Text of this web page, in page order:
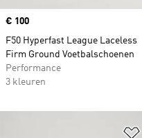
Price
€ 100
F50 Hyperfast League Laceless
Firm Ground Voetbalschoenen
Performance
3 kleuren